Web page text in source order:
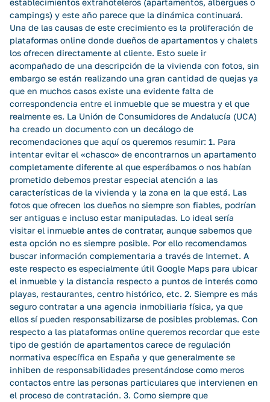
establecimientos extrahoteleros (apartamentos, albergues o
campings) y este año parece que la dinámica continuará.
Una de las causas de este crecimiento es la proliferación de
plataformas online donde dueños de apartamentos y chalets
los ofrecen directamente al cliente. Esto suele ir
acompañado de una descripción de la vivienda con fotos, sin
embargo se están realizando una gran cantidad de quejas ya
que en muchos casos existe una evidente falta de
correspondencia entre el inmueble que se muestra y el que
realmente es. La Unión de Consumidores de Andalucía (UCA)
ha creado un documento con un decálogo de
recomendaciones que aquí os queremos resumir: 1. Para
intentar evitar el «chasco» de encontrarnos un apartamento
completamente diferente al que esperábamos o nos habían
prometido debemos prestar especial atención a las
características de la vivienda y la zona en la que está. Las
fotos que ofrecen los dueños no siempre son fiables, podrían
ser antiguas e incluso estar manipuladas. Lo ideal sería
visitar el inmueble antes de contratar, aunque sabemos que
esta opción no es siempre posible. Por ello recomendamos
buscar información complementaria a través de Internet. A
este respecto es especialmente útil Google Maps para ubicar
el inmueble y la distancia respecto a puntos de interés como
playas, restaurantes, centro histórico, etc. 2. Siempre es más
seguro contratar a una agencia inmobiliaria física, ya que
ellos sí pueden responsabilizarse de posibles problemas. Con
respecto a las plataformas online queremos recordar que este
tipo de gestión de apartamentos carece de regulación
normativa específica en España y que generalmente se
inhiben de responsabilidades presentándose como meros
contactos entre las personas particulares que intervienen en
el proceso de contratación. 3. Como siempre que